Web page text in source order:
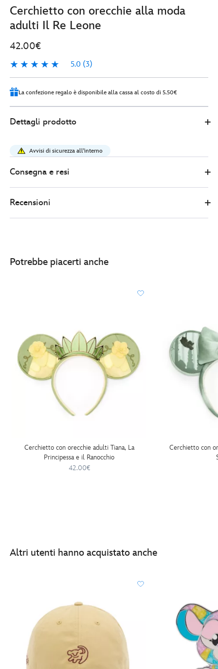
Cerchietto con orecchie alla moda
adulti Il Re Leone
42.00€
5.0 (3)
5.0
3
La confezione regalo è disponibile alla cassa al costo di 5.50€
42.00
orecchie-
alla-
Dettagli prodotto
Avvisi di sicurezza all'interno
Consegna e resi
Recensioni
Potrebbe piacerti anche
Cerchietto con orecchie adulti Tiana, La
Principessa e il Ranocchio
42.00€
Cerchietto con
Altri utenti hanno acquistato anche